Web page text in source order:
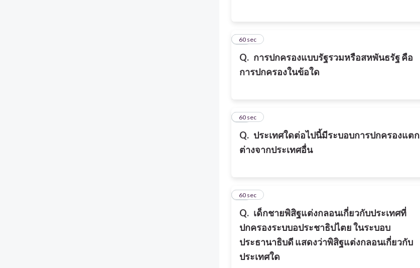
Q. การปกครองแบบรัฐรวมหรือสหพันธรัฐ คือ
การปกครองในข้อใด
17
60 sec
Q. ประเทศใดต่อไปนี้มีระบอบการปกครองแตก
ต่างจากประเทศอื่น
18
60 sec
Q. เด็กชายพิสิฐแต่งกลอนเกี่ยวกับประเทศที่
ปกครองระบบอประชาธิปไตย ในระบอบ
ประธานาธิบดี แสดงว่าพิสิฐแต่งกลอนเกี่ยวกับ
ประเทศใด
19
60 sec